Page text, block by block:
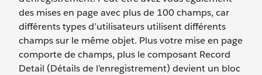
des mises en page avec plus de 100 champs, car
différents types d’utilisateurs utilisent différents
champs sur le même objet. Plus votre mise en page
comporte de champs, plus le composant Record
Detail (Détails de l’enregistrement) devient un bloc